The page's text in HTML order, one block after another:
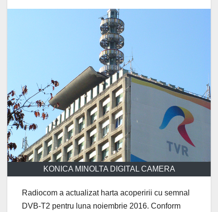
KONICA MINOLTA DIGITAL CAMERA
Radiocom a actualizat harta acoperirii cu semnal
DVB-T2 pentru luna noiembrie 2016. Conform